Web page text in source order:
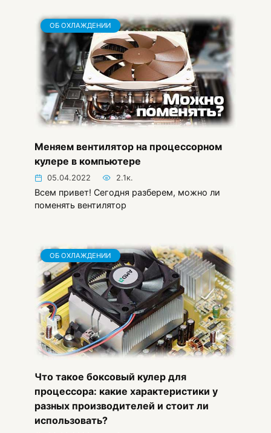
ОБ ОХЛАЖДЕНИИ
Меняем вентилятор на процессорном
кулере в компьютере
05.04.2022 2.1к.
Всем привет! Сегодня разберем, можно ли
поменять вентилятор
ОБ ОХЛАЖДЕНИИ
Что такое боксовый кулер для
процессора: какие характеристики у
разных производителей и стоит ли
использовать?